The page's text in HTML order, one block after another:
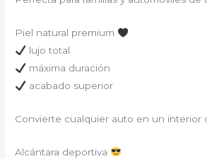
Piel natural premium
lujo total
máxima duración
acabado superior
Convierte cualquier auto en un interior
Alcántara deportiva